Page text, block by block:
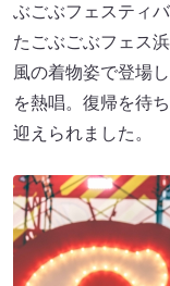
ぶごぶフェスティ
たごぶごぶフェス
風の着物姿で登場
を熱唱。復帰を待
迎えられました。